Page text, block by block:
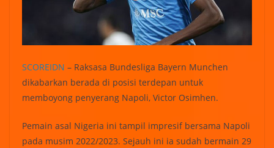
SCOREIDN – Raksasa Bundesliga Bayern Munchen
dikabarkan berada di posisi terdepan untuk
memboyong penyerang Napoli, Victor Osimhen.
Pemain asal Nigeria ini tampil impresif bersama Napoli
pada musim 2022/2023. Sejauh ini ia sudah bermain 29